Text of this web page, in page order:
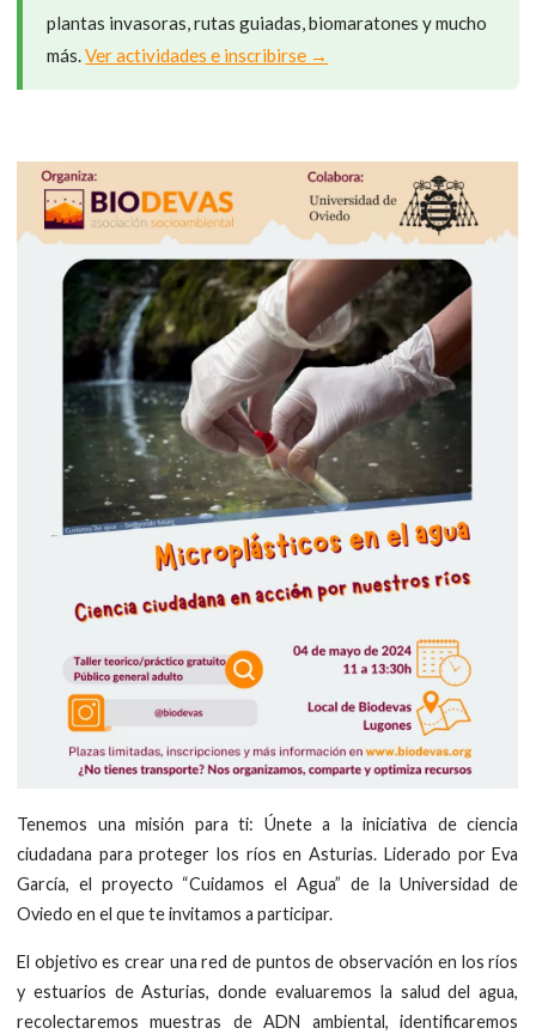
plantas invasoras, rutas guiadas, biomaratones y mucho
más.Ver actividades e inscribirse →
Tenemos una misión para ti: Únete a la iniciativa de ciencia
ciudadana para proteger los ríos en Asturias. Liderado por Eva
García, el proyecto “Cuidamos el Agua” de la Universidad de
Oviedo en el que te invitamos a participar.
El objetivo es crear una red de puntos de observación en los ríos
y estuarios de Asturias, donde evaluaremos la salud del agua,
recolectaremos muestras de ADN ambiental, identificaremos